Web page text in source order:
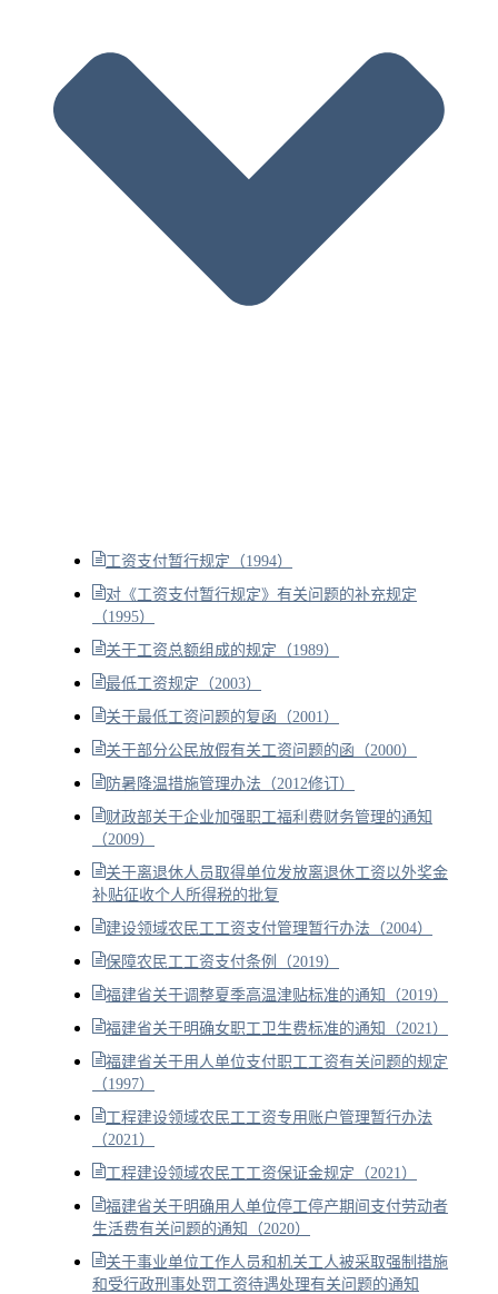
工资支付暂行规定（1994）
对《工资支付暂行规定》有关问题的补充规定
（1995）
关于工资总额组成的规定（1989）
最低工资规定（2003）
关于最低工资问题的复函（2001）
关于部分公民放假有关工资问题的函（2000）
防暑降温措施管理办法（2012修订）
财政部关于企业加强职工福利费财务管理的通知
（2009）
关于离退休人员取得单位发放离退休工资以外奖金
补贴征收个人所得税的批复
建设领域农民工工资支付管理暂行办法（2004）
保障农民工工资支付条例（2019）
福建省关于调整夏季高温津贴标准的通知（2019）
福建省关于明确女职工卫生费标准的通知（2021）
福建省关于用人单位支付职工工资有关问题的规定
（1997）
工程建设领域农民工工资专用账户管理暂行办法
（2021）
工程建设领域农民工工资保证金规定（2021）
福建省关于明确用人单位停工停产期间支付劳动者
生活费有关问题的通知（2020）
关于事业单位工作人员和机关工人被采取强制措施
和受行政刑事处罚工资待遇处理有关问题的通知